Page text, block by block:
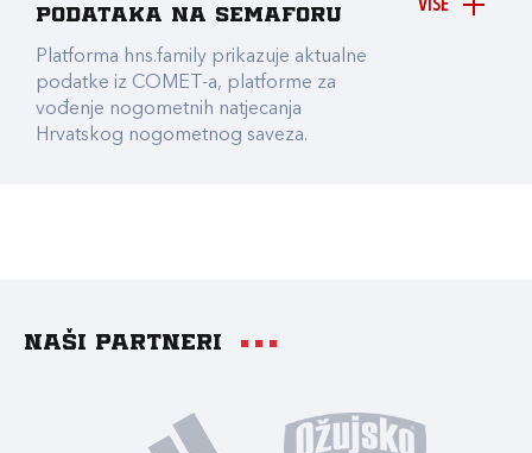
VIŠE
podataka na Semaforu
Platforma hns.family prikazuje aktualne
podatke iz COMET-a, platforme za
vođenje nogometnih natjecanja
Hrvatskog nogometnog saveza.
Naši partneri